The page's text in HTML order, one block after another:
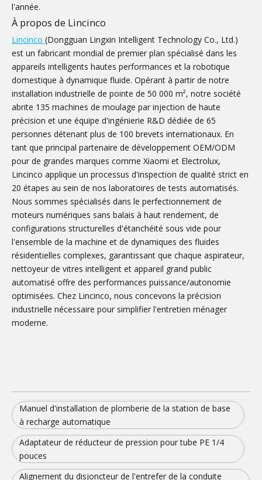
l'année.
À propos de Lincinco
Lincinco (Dongguan Lingxin Intelligent Technology Co., Ltd.)
est un fabricant mondial de premier plan spécialisé dans les
appareils intelligents hautes performances et la robotique
domestique à dynamique fluide. Opérant à partir de notre
installation industrielle de pointe de 50 000 m², notre société
abrite 135 machines de moulage par injection de haute
précision et une équipe d'ingénierie R&D dédiée de 65
personnes détenant plus de 100 brevets internationaux. En
tant que principal partenaire de développement OEM/ODM
pour de grandes marques comme Xiaomi et Electrolux,
Lincinco applique un processus d'inspection de qualité strict en
20 étapes au sein de nos laboratoires de tests automatisés.
Nous sommes spécialisés dans le perfectionnement de
moteurs numériques sans balais à haut rendement, de
configurations structurelles d'étanchéité sous vide pour
l'ensemble de la machine et de dynamiques des fluides
résidentielles complexes, garantissant que chaque aspirateur,
nettoyeur de vitres intelligent et appareil grand public
automatisé offre des performances puissance/autonomie
optimisées. Chez Lincinco, nous concevons la précision
industrielle nécessaire pour simplifier l'entretien ménager
moderne.
Manuel d'installation de plomberie de la station de base
à recharge automatique
Adaptateur de réducteur de pression pour tube PE 1/4
pouces
Alignement du disjoncteur de l'entrefer de la conduite